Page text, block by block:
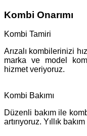
Kombi Onarımı
Kombi Tamiri
Arızalı kombilerinizi
marka ve model
hizmet veriyoruz.
Kombi Bakımı
Düzenli bakım ile
artırıyoruz. Yıllık